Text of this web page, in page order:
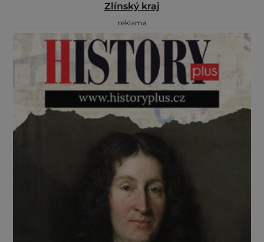
Zlínský kraj
reklama